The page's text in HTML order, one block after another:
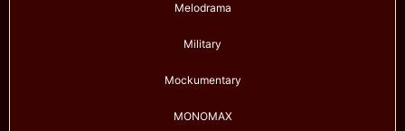
Melodrama
Military
Mockumentary
MONOMAX